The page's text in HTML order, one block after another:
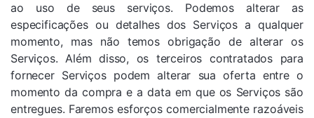
ao uso de seus serviços. Podemos alterar as
especificações ou detalhes dos Serviços a qualquer
momento, mas não temos obrigação de alterar os
Serviços. Além disso, os terceiros contratados para
fornecer Serviços podem alterar sua oferta entre o
momento da compra e a data em que os Serviços são
entregues. Faremos esforços comercialmente razoáveis